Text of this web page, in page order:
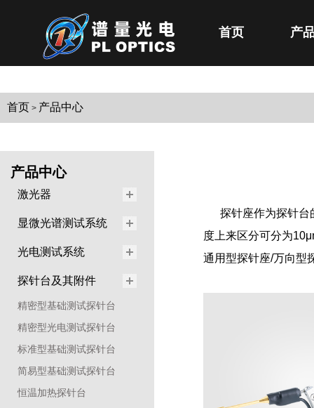
首页 产
首页 > 产品中心
产品中心
激光器
显微光谱测试系统
光电测试系统
探针台及其附件
精密型基础测试探针台
精密型光电测试探针台
标准型基础测试探针台
简易型基础测试探针台
恒温加热探针台
探针座作为探针台
度上来区分可分为
通用型探针座/万向型